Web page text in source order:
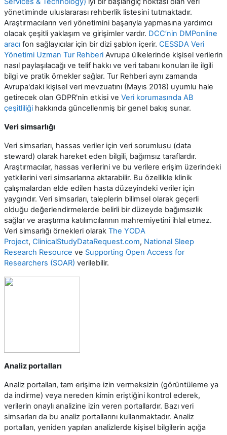
yönetiminde uluslararası rehberlik listesini tutmaktadır.
Araştırmacıların veri yönetimini başarıyla yapmasına yardımcı
olacak çeşitli yaklaşım ve girişimler vardır. DCC’nin DMPonline
aracı fon sağlayıcılar için bir dizi şablon içerir. CESSDA Veri
Yönetimi Uzman Tur Rehberi Avrupa ülkelerinde kişisel verilerin
nasıl paylaşılacağı ve telif hakkı ve veri tabanı konuları ile ilgili
bilgi ve pratik örnekler sağlar. Tur Rehberi aynı zamanda
Avrupa'daki kişisel veri mevzuatını (Mayıs 2018) uyumlu hale
getirecek olan GDPR'nin etkisi ve Veri korumasında AB
çeşitliliği hakkında güncellenmiş bir genel bakış sunar.
Veri simsarlığı
Veri simsarları, hassas veriler için veri sorumlusu (data
steward) olarak hareket eden bilgili, bağımsız taraflardır.
Araştırmacılar, hassas verilerini ve bu verilere erişim üzerindeki
yetkilerini veri simsarlarına aktarabilir. Bu özellikle klinik
çalışmalardan elde edilen hasta düzeyindeki veriler için
yaygındır. Veri simsarları, taleplerin bilimsel olarak geçerli
olduğu değerlendirmelerde belirli bir düzeyde bağımsızlık
sağlar ve araştırma katılımcılarının mahremiyetini ihlal etmez.
Veri simsarlığı örnekleri olarak The YODA
Project, ClinicalStudyDataRequest.com, National Sleep
Research Resource ve Supporting Open Access for
Researchers (SOAR) verilebilir.
Analiz portalları
Analiz portalları, tam erişime izin vermeksizin (görüntüleme ya
da indirme) veya nereden kimin eriştiğini kontrol ederek,
verilerin onaylı analizine izin veren portallardır. Bazı veri
simsarları da bu analiz portallarını kullanmaktadır. Analiz
portalları, yeniden yapılan analizlerde kişisel bilgilerin açığa